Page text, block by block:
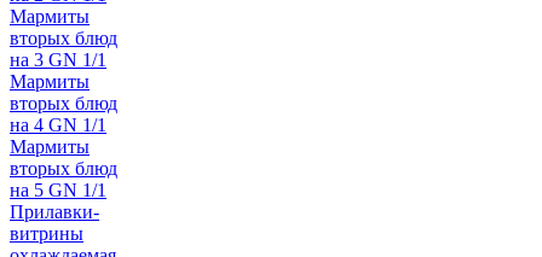
Мармиты
вторых блюд
на 3 GN 1/1
Мармиты
вторых блюд
на 4 GN 1/1
Мармиты
вторых блюд
на 5 GN 1/1
Прилавки-
витрины